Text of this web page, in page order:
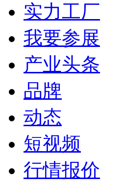
实力工厂
我要参展
产业头条
品牌
动态
短视频
行情报价